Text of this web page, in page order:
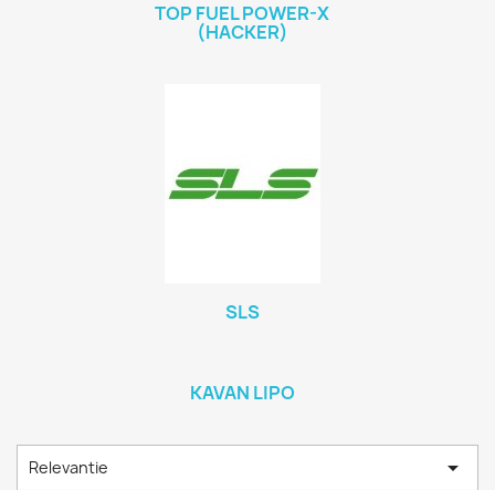
TOP FUEL POWER-X
(HACKER)
SLS
KAVAN LIPO
Relevantie 